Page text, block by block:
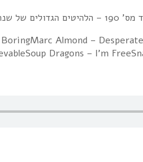
של שנת 1990
Almond –
Dragons – I'm